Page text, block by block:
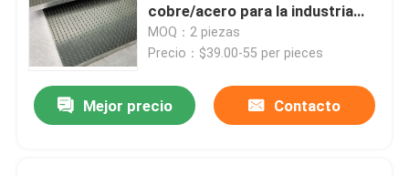
cobre/acero para la industria
textil Industria de impresión
MOQ：2 piezas
Precio：$39.00-55 per pieces
Mejor precio Contacto